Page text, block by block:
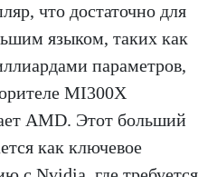
что достаточно для
языком, таких как
параметров,
MI300X
AMD. Этот больший
как ключевое